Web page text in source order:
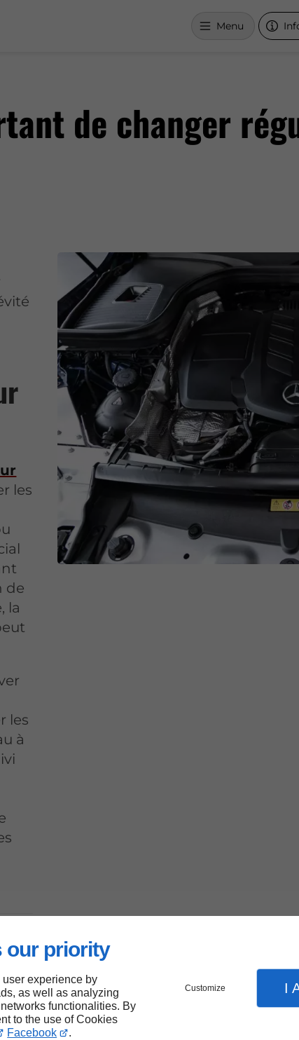
our priority
experience by
as well as analyzing
functionalities. By
to the use of Cookies
Facebook .
Customize I
Menu
de changer
les
de
la
les
à